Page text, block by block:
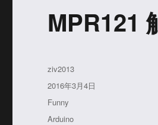
MPR121
作
者
ziv2013
发
布
2016年3月4日
分
类
Funny
标
Arduino